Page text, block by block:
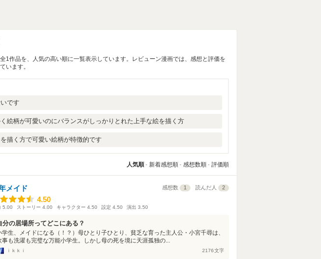
1作品を、人気の高い順に一覧表示しています。レビューン漫画では、感想と評価を
います。
です
絵柄が可愛いのにバランスがしっかりとれた上手な絵を描く方
描く方で可愛い絵柄が特徴的です
人気順 新着感想順 感想数順 評価順
メイド 感想数 1 読んだ人 2
4.50
4.50
5.00 ストーリー 4.00 キャラクター 4.50 設定 4.50 演出 3.50
分の居場所ってどこにある？
学生、メイドになる（！？）母ひとり子ひとり、貧乏な育った主人公・小宮千尋は、
事も洗濯も完璧な万能小学生。しかし母の死を境に天涯孤独の...
ｉｋｋｉ 2176文字